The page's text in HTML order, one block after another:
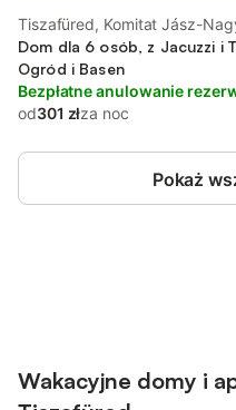
Tiszafüred, Komitat Jász-
Szolnok
Dom dla 6 osób, z Jacuzzi i
Ogród i Basen
Bezpłatne anulowanie
od301 złza noc
Pokaż
Wakacyjne domy i